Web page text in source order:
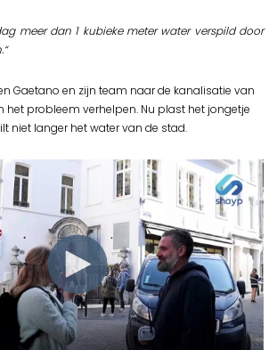
meer dan 1 kubieke meter water verspild door
Gaetano en zijn team naar de kanalisatie van
het probleem verhelpen. Nu plast het jongetje
niet langer het water van de stad.